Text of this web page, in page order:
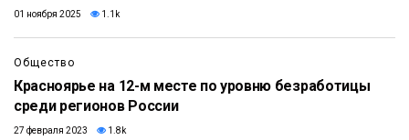
01 ноября 2025 1.1k
Общество
Красноярье на 12-м месте по уровню безработицы
среди регионов России
27 февраля 2023 1.8k